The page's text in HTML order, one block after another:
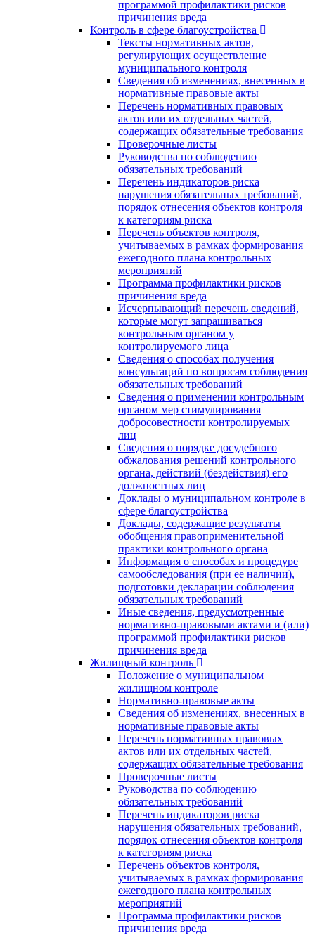
программой профилактики рисков
причинения вреда
Контроль в сфере благоустройства
Тексты нормативных актов,
регулирующих осуществление
муниципального контроля
Сведения об изменениях, внесенных в
нормативные правовые акты
Перечень нормативных правовых
актов или их отдельных частей,
содержащих обязательные требования
Проверочные листы
Руководства по соблюдению
обязательных требований
Перечень индикаторов риска
нарушения обязательных требований,
порядок отнесения объектов контроля
к категориям риска
Перечень объектов контроля,
учитываемых в рамках формирования
ежегодного плана контрольных
мероприятий
Программа профилактики рисков
причинения вреда
Исчерпывающий перечень сведений,
которые могут запрашиваться
контрольным органом у
контролируемого лица
Сведения о способах получения
консультаций по вопросам соблюдения
обязательных требований
Сведения о применении контрольным
органом мер стимулирования
добросовестности контролируемых
лиц
Сведения о порядке досудебного
обжалования решений контрольного
органа, действий (бездействия) его
должностных лиц
Доклады о муниципальном контроле в
сфере благоустройства
Доклады, содержащие результаты
обобщения правоприменительной
практики контрольного органа
Информация о способах и процедуре
самообследования (при ее наличии),
подготовки декларации соблюдения
обязательных требований
Иные сведения, предусмотренные
нормативно-правовыми актами и (или)
программой профилактики рисков
причинения вреда
Жилищный контроль
Положение о муниципальном
жилищном контроле
Нормативно-правовые акты
Сведения об изменениях, внесенных в
нормативные правовые акты
Перечень нормативных правовых
актов или их отдельных частей,
содержащих обязательные требования
Проверочные листы
Руководства по соблюдению
обязательных требований
Перечень индикаторов риска
нарушения обязательных требований,
порядок отнесения объектов контроля
к категориям риска
Перечень объектов контроля,
учитываемых в рамках формирования
ежегодного плана контрольных
мероприятий
Программа профилактики рисков
причинения вреда